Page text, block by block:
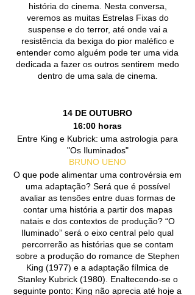
história do cinema. Nesta conversa,
veremos as muitas Estrelas Fixas do
suspense e do terror, até onde vai a
resistência da bexiga do pior maléfico e
entender como alguém pode ter uma vida
dedicada a fazer os outros sentirem medo
dentro de uma sala de cinema.
14 DE OUTUBRO
16:00 horas
Entre King e Kubrick: uma astrologia para
"Os Iluminados"
BRUNO UENO
O que pode alimentar uma controvérsia em
uma adaptação? Será que é possível
avaliar as tensões entre duas formas de
contar uma história a partir dos mapas
natais e dos contextos de produção? “O
Iluminado” será o eixo central pelo qual
percorrerão as histórias que se contam
sobre a produção do romance de Stephen
King (1977) e a adaptação fílmica de
Stanley Kubrick (1980). Enaltecendo-se o
seguinte ponto: King não aprecia até hoje a